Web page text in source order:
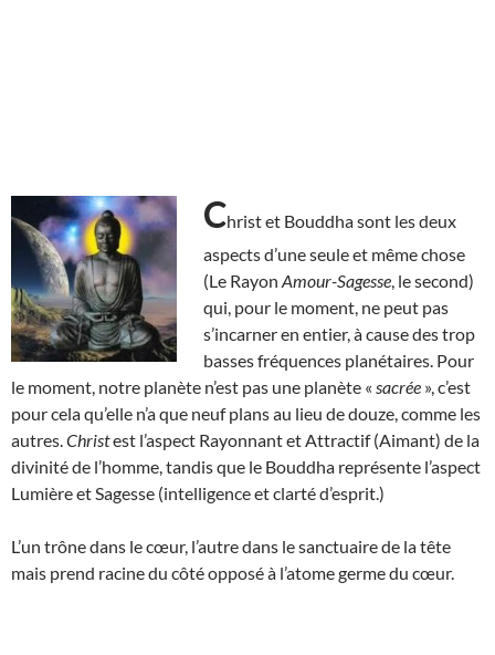
Christ et Bouddha sont les deux
aspects d’une seule et même chose
(Le Rayon Amour-Sagesse , le second)
qui, pour le moment, ne peut pas
s’incarner en entier, à cause des trop
basses fréquences planétaires. Pour
le moment, notre planète n’est pas une planète « sacrée », c’est
pour cela qu’elle n’a que neuf plans au lieu de douze, comme les
autres. Christest l’aspect Rayonnant et Attractif (Aimant) de la
divinité de l’homme, tandis que le Bouddha représente l’aspect
Lumière et Sagesse (intelligence et clarté d’esprit.)
L’un trône dans le cœur, l’autre dans le sanctuaire de la tête
mais prend racine du côté opposé à l’atome germe du cœur.